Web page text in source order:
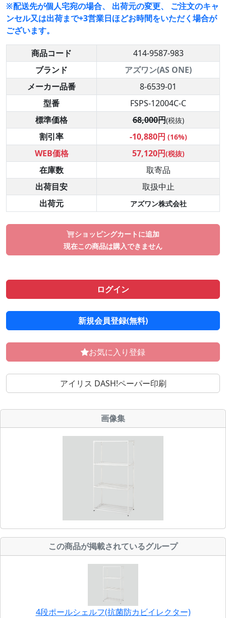
※配送先が個人宅宛の場合、 出荷元の変更、 ご注文のキャ
ンセル又は出荷まで+3営業日ほどお時間をいただく場合が
ございます。
商品コード
414-9587-983
ブランド
アズワン(AS ONE)
メーカー品番
8-6539-01
型番
FSPS-12004C-C
標準価格
68,000円(税抜)
割引率 -10,880円 (16%)
WEB価格 57,120円(税抜)
在庫数
取寄品
出荷目安
取扱中止
出荷元
アズワン株式会社
ショッピングカートに追加
現在この商品は購入できません
ログイン
新規会員登録(無料)
お気に入り登録
アイリス DASH!ペーパー印刷
画像集
この商品が掲載されているグループ
4段ポールシェルフ(抗菌防カビイレクター)